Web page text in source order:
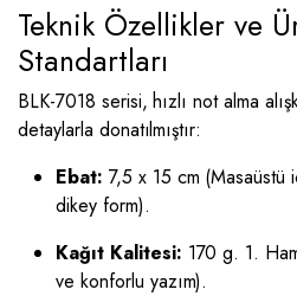
Teknik Özellikler ve
Standartları
BLK-7018 serisi, hızlı not alma
detaylarla donatılmıştır:
Ebat: 7,5 x 15 cm (Masaüstü
dikey form).
Kağıt Kalitesi: 170 g. 1.
ve konforlu yazım).